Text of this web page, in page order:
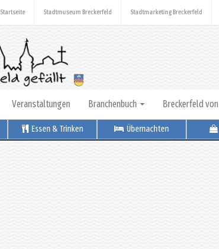
Startseite Stadtmuseum Breckerfeld Stadtmarketing Breckerfeld
Veranstaltungen Branchenbuch Breckerfeld
Essen & Trinken Übernachten